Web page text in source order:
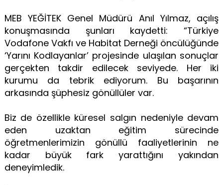
MEB YEĞİTEK Genel Müdürü Anıl Yılmaz, açılış
konuşmasında şunları kaydetti: “Türkiye
Vodafone Vakfı ve Habitat Derneği öncülüğünde
‘Yarını Kodlayanlar’ projesinde ulaşılan sonuçlar
gerçekten takdir edilecek seviyede. Her iki
kurumu da tebrik ediyorum. Bu başarının
arkasında şüphesiz gönüllüler var.
Biz de özellikle küresel salgın nedeniyle devam
eden uzaktan eğitim sürecinde
öğretmenlerimizin gönüllü faaliyetlerinin ne
kadar büyük fark yarattığını yakından
deneyimledik.